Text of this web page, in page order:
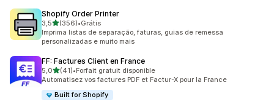
Shopify Order Printer
3,5de 5 estrelas
(356)
356 avaliações ao todo
•Grátis
Imprima listas de separação, faturas, guias de remessa
personalizadas e muito mais
FF: Factures Client en France
5,0de 5 estrelas
(41)
41 avaliações ao todo
•Forfait gratuit disponible
Automatisez vos factures PDF et Factur-X pour la France
Built for Shopify